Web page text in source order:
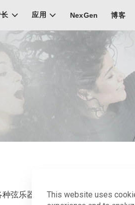
应用 NexGen 博客
弦乐器并且对现场演出充满激情
This website uses